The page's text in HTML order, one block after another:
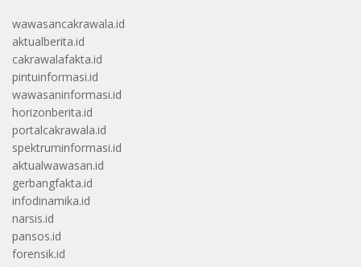
wawasancakrawala.id
aktualberita.id
cakrawalafakta.id
pintuinformasi.id
wawasaninformasi.id
horizonberita.id
portalcakrawala.id
spektruminformasi.id
aktualwawasan.id
gerbangfakta.id
infodinamika.id
narsis.id
pansos.id
forensik.id